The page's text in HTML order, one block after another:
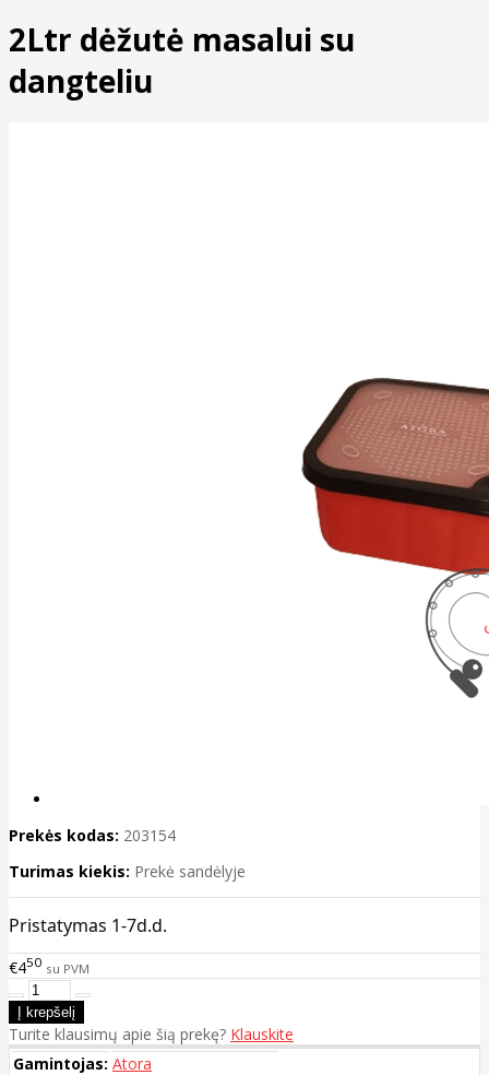
2Ltr dėžutė masalui su
dangteliu
Prekės kodas: 203154
Turimas kiekis: Prekė sandėlyje
Pristatymas 1-7d.d.
€450 su PVM
Turite klausimų apie šią prekę? Klauskite
Gamintojas: Atora